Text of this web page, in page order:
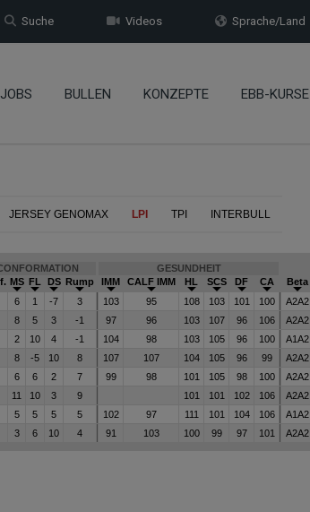
Sprache/Land
Videos
Suche
JOBS BULLEN KONZEPTE EBB-KURSE